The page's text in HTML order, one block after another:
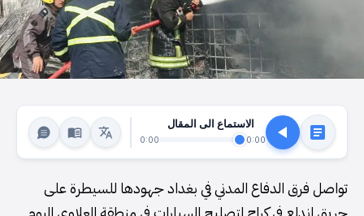
الاستماع الى المقال
0:00
0:00
تواصل فرق الدفاع المدني في بغداد جهودها للسيطرة على